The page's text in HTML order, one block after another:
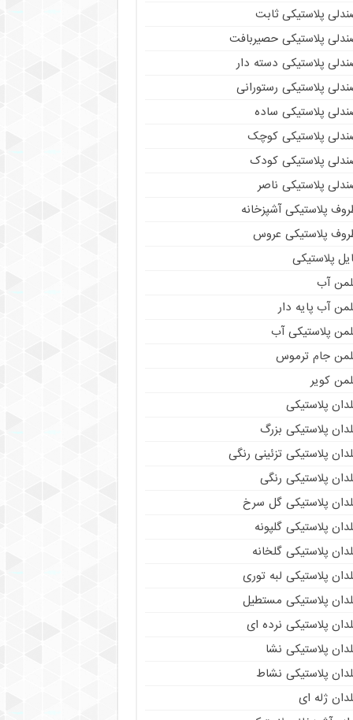
پلاستیکی ثابت
پلاستیکی حصیربافت
پلاستیکی دسته دار
پلاستیکی رستورانی
پلاستیکی ساده
پلاستیکی کوچک
پلاستیکی کودک
پلاستیکی ناصر
پلاستیکی آشپزخانه
پلاستیکی عروس
پلاستیکی
آب
آب پایه دار
پلاستیکی آب
جام ترموس
کویر
پلاستیکی
پلاستیکی بزرگ
پلاستیکی تزئینی رنگی
پلاستیکی رنگی
پلاستیکی گل سرخ
پلاستیکی گلپونه
پلاستیکی گلخانه
پلاستیکی لبه توری
پلاستیکی مستطیل
پلاستیکی نرده ای
پلاستیکی نشا
پلاستیکی نشاط
ژله ای